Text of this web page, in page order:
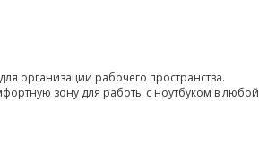
организации рабочего пространства.
зону для работы с ноутбуком в любой